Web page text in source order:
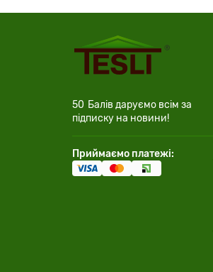
50 Балів даруємо всім за
підписку на новини!
Приймаємо платежі: